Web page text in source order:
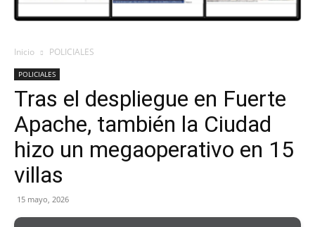
Inicio POLICIALES
POLICIALES
Tras el despliegue en Fuerte
Apache, también la Ciudad
hizo un megaoperativo en 15
villas
15 mayo, 2026